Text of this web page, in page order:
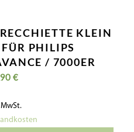
KLEIN
PHILIPS
/ 7000ER
€